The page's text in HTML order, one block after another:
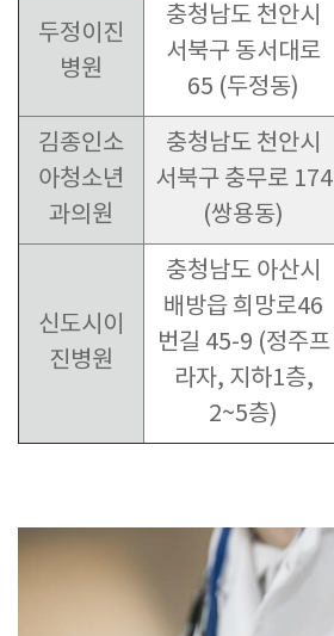
두정이진
병원
충청남도 천안시
서북구 동서대로
65 (두정동)
김종인소
아청소년
과의원
충청남도 천안시
서북구 충무로 174
(쌍용동)
신도시이
진병원
충청남도 아산시
배방읍 희망로46
번길 45-9 (정주프
라자, 지하1층,
2~5층)